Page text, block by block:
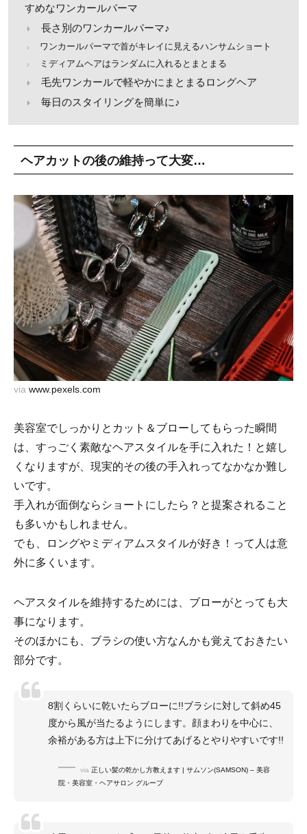
すめなワンカールパーマ
長さ別のワンカールパーマ♪
ワンカールパーマで首がキレイに見えるハンサムショート
ミディアムヘアはランダムに入れるとまとまる
毛先ワンカールで軽やかにまとまるロングヘア
毎日のスタイリングを簡単に♪
ヘアカットの後の維持って大変…
via www.pexels.com
美容室でしっかりとカット＆ブローしてもらった瞬間
は、すっごく素敵なヘアスタイルを手に入れた！と嬉し
くなりますが、現実的その後の手入れってなかなか難し
いです。
手入れが面倒ならショートにしたら？と提案されること
も多いかもしれません。
でも、ロングやミディアムスタイルが好き！って人は意
外に多くいます。
ヘアスタイルを維持するためには、ブローがとっても大
事になります。
そのほかにも、ブラシの使い方なんかも覚えておきたい
部分です。
8割くらいに乾いたらブローに!!ブラシに対して斜め45
度から風が当たるようにします。顔まわりを中心に、
余裕がある方は上下に分けてあげるとやりやすいです!!
via 正しい髪の乾かし方教えます | サムソン(SAMSON) – 美容
院・美容室・ヘアサロン グループ